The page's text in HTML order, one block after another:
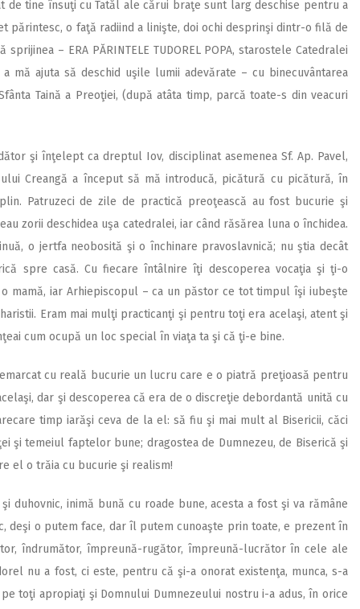
tine însuţi cu Tatăl ale cărui braţe sunt larg deschise pentru a
părintesc, o faţă radiind a linişte, doi ochi desprinşi dintr-o filă de
– ERA PĂRINTELE TUDOREL POPA, starostele Catedralei
mă ajuta să deschid uşile lumii adevărate – cu binecuvântarea
Taină a Preoţiei, (după atâta timp, parcă toate-s din veacuri
şi înţelept ca dreptul Iov, disciplinat asemenea Sf. Ap. Pavel,
Creangă a început să mă introducă, picătură cu picătură, în
Patruzeci de zile de practică preoţească au fost bucurie şi
zorii deschidea uşa catedralei, iar când răsărea luna o închidea.
o jertfa neobosită şi o închinare pravoslavnică; nu ştia decât
spre casă. Cu fiecare întâlnire îţi descoperea vocaţia şi ţi-o
mamă, iar Arhiepiscopul – ca un păstor ce tot timpul îşi iubeşte
Eram mai mulţi practicanţi şi pentru toţi era acelaşi, atent şi
cum ocupă un loc special în viaţa ta şi că ţi-e bine.
cu reală bucurie un lucru care e o piatră preţioasă pentru
dar şi descoperea că era de o discreţie debordantă unită cu
timp iarăşi ceva de la el: să fiu şi mai mult al Bisericii, căci
şi temeiul faptelor bune; dragostea de Dumnezeu, de Biserică şi
el o trăia cu bucurie şi realism!
duhovnic, inimă bună cu roade bune, acesta a fost şi va rămâne
deşi o putem face, dar îl putem cunoaşte prin toate, e prezent în
îndrumător, împreună-rugător, împreună-lucrător în cele ale
nu a fost, ci este, pentru că şi-a onorat existenţa, munca, s-a
toţi apropiaţi şi Domnului Dumnezeului nostru i-a adus, în orice